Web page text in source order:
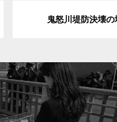
鬼怒川堤防決壊の